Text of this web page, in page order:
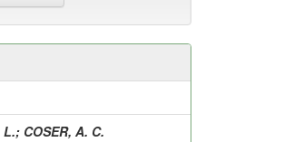
L.; COSER, A. C.